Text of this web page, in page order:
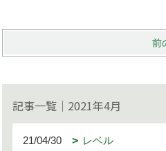
前
記事一覧｜2021年4月
21/04/30 レベル